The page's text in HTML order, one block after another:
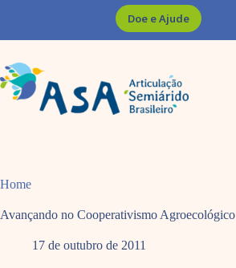
Doe e Ajude
Home
Avançando no Cooperativismo Agroecológico
17 de outubro de 2011